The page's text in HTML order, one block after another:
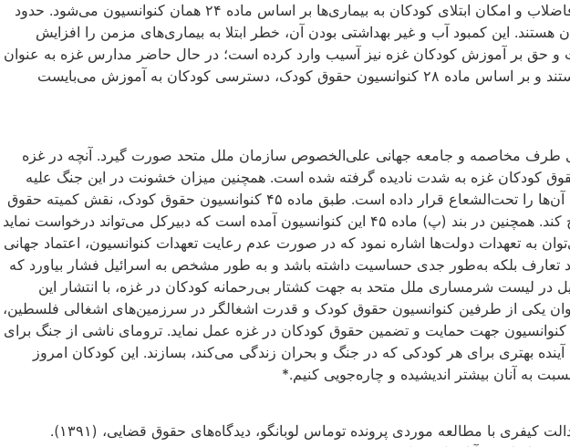
۲۷ کنوانسیون حقوق کودک ملل متحد و نقض حق بر سلامت کودکان از طریق هدف قرار دادن تاسیسات آب، فاضلاب و امکان ابتلای کودکان به بیماری‌ها بر اساس ماده‌ ۲۴ همان کنوانسیون می‌شود. حدود
هستند. این کمبود آب و غیر بهداشتی بودن آن، خطر ابتلا به بیماری‌های مزمن را افزایش
و حق بر آموزش کودکان غزه نیز آسیب وارد کرده است؛ در حال حاضر مدارس غزه به ‌عنوان
پناهگاه مورد استفاده قرار می‌گیرند، هر چند که این اماکن دیگر از بمباران‌های رژیم صهیونیستی نیز در امان نیستند و بر اساس ماده‌ ۲۸ کنوانسیون حقوق کودک، دسترسی کودکان به آموزش می‌بایست
طرف مخاصمه و جامعه‌ جهانی علی‌الخصوص سازمان ملل متحد صورت گیرد. آنچه در غزه
کودکان غزه به ‌شدت نادیده گرفته شده است. همچنین میزان خشونت در این جنگ علیه
کودکان به‌گونه‌ای است که خشونت از نظر کمی و کیفی در بدترین شکل ممکن در حال رخ دادن است و زندگی آن‌ها را تحت‌الشعاع قرار داده است. طبق ماده‌ ۴۵ کنوانسیون حقوق کودک، نقش کمیته‌ حقوق
کودک ملل متحد است که می‌تواند به مجمع عمومی ملل متحد درخواست رسیدگی به وضعیت کودکان را مطرح کند. همچنین در بند (پ) ماده ۴۵ این کنوانسیون آمده است که دبیرکل می‌تواند درخواست نماید
به تعهدات دولت‌ها اشاره نمود که در صورت عدم رعایت تعهدات کنوانسیون، اعتماد جهانی
تعارف بلکه به‌طور جدی حساسیت‌ داشته باشد و به‌ طور مشخص به اسرائیل فشار بیاورد که
در لیست شرمساری ملل متحد به جهت کشتار بی‌رحمانه‌ کودکان در غزه، با انتشار این
یکی از طرفین کنوانسیون حقوق کودک و قدرت اشغالگر در سرزمین‌های اشغالی فلسطین،
جهت حمایت و تضمین حقوق کودکان در غزه عمل نماید. ترومای ناشی از جنگ برای
بهتری برای هر کودکی که در جنگ و بحران زندگی می‌کند، بسازند. این کودکان امروز
به آنان بیشتر اندیشیده و چاره‌جویی‌ کنیم.*